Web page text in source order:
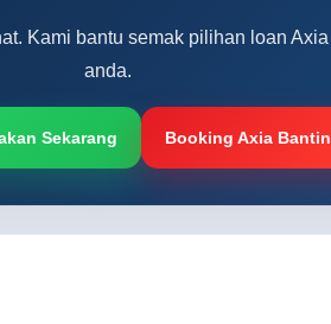
Kami bantu semak pilihan loan
anda.
Sekarang Booking Axia